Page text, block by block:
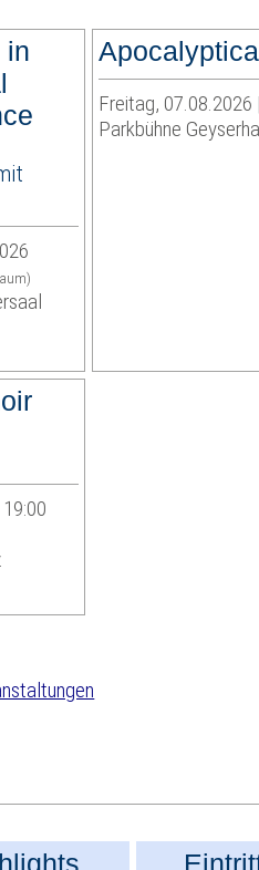
in
Apocalyptica
Freitag, 07.08.2026
Parkbühne